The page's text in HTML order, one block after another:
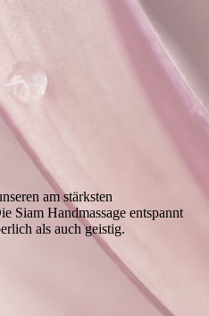
am stärksten
Siam Handmassage entspannt
als auch geistig.